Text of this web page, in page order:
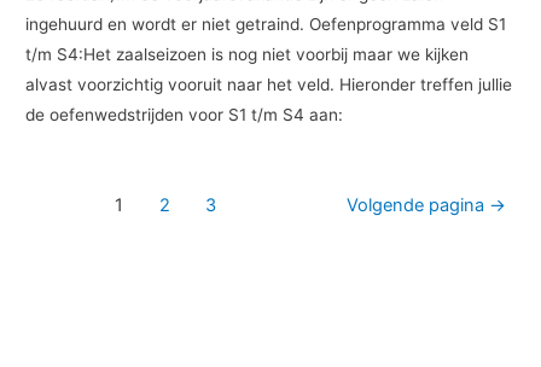
ingehuurd en wordt er niet getraind. Oefenprogramma veld S1
t/m S4:Het zaalseizoen is nog niet voorbij maar we kijken
alvast voorzichtig vooruit naar het veld. Hieronder treffen jullie
de oefenwedstrijden voor S1 t/m S4 aan:
1 2 3 Volgende pagina →